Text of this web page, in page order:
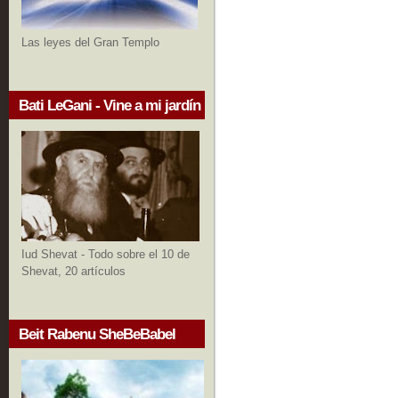
Las leyes del Gran Templo
Bati LeGani - Vine a mi jardín
Iud Shevat - Todo sobre el 10 de
Shevat, 20 artículos
Beit Rabenu SheBeBabel